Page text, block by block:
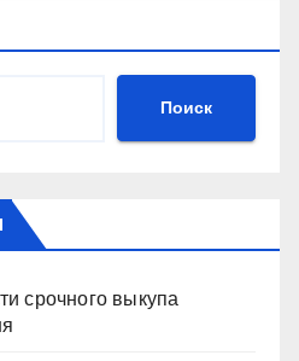
Поиск
срочного выкупа